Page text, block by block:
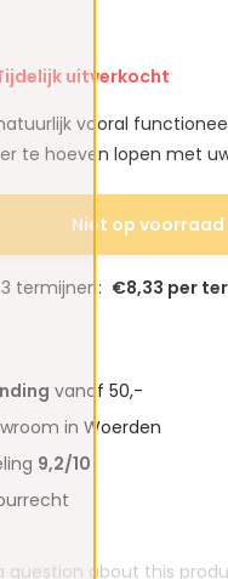
uitverkocht
vooral
te hoeven lopen met
Niet op voorraad
termijnen: €8,33 per
vanaf 50,-
in Woerden
9,2/10